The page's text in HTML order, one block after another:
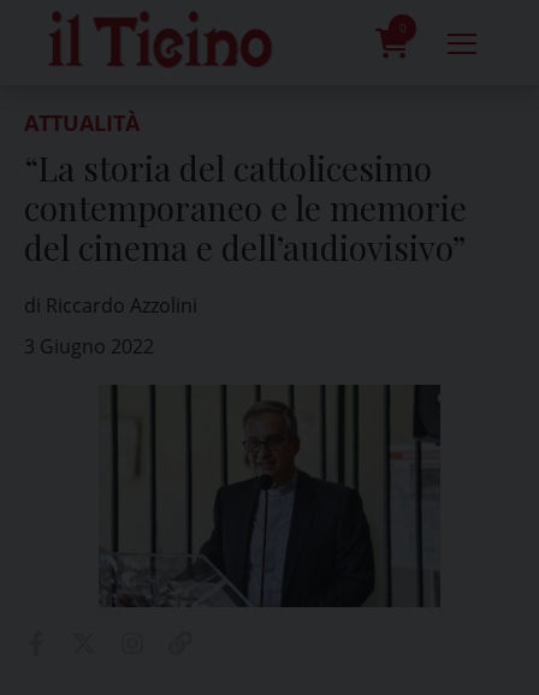
content
0
ATTUALITÀ
“La storia del cattolicesimo
contemporaneo e le memorie
del cinema e dell’audiovisivo”
di Riccardo Azzolini
3 Giugno 2022